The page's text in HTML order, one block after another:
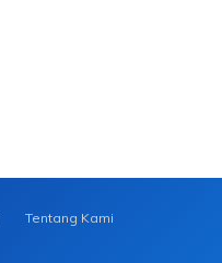
Tentang Kami